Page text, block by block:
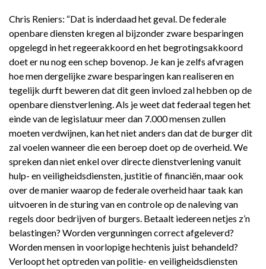
Chris Reniers: “Dat is inderdaad het geval. De federale
openbare diensten kregen al bijzonder zware besparingen
opgelegd in het regeerakkoord en het begrotingsakkoord
doet er nu nog een schep bovenop. Je kan je zelfs afvragen
hoe men dergelijke zware besparingen kan realiseren en
tegelijk durft beweren dat dit geen invloed zal hebben op de
openbare dienstverlening. Als je weet dat federaal tegen het
einde van de legislatuur meer dan 7.000 mensen zullen
moeten verdwijnen, kan het niet anders dan dat de burger dit
zal voelen wanneer die een beroep doet op de overheid. We
spreken dan niet enkel over directe dienstverlening vanuit
hulp- en veiligheidsdiensten, justitie of financiën, maar ook
over de manier waarop de federale overheid haar taak kan
uitvoeren in de sturing van en controle op de naleving van
regels door bedrijven of burgers. Betaalt iedereen netjes z’n
belastingen? Worden vergunningen correct afgeleverd?
Worden mensen in voorlopige hechtenis juist behandeld?
Verloopt het optreden van politie- en veiligheidsdiensten